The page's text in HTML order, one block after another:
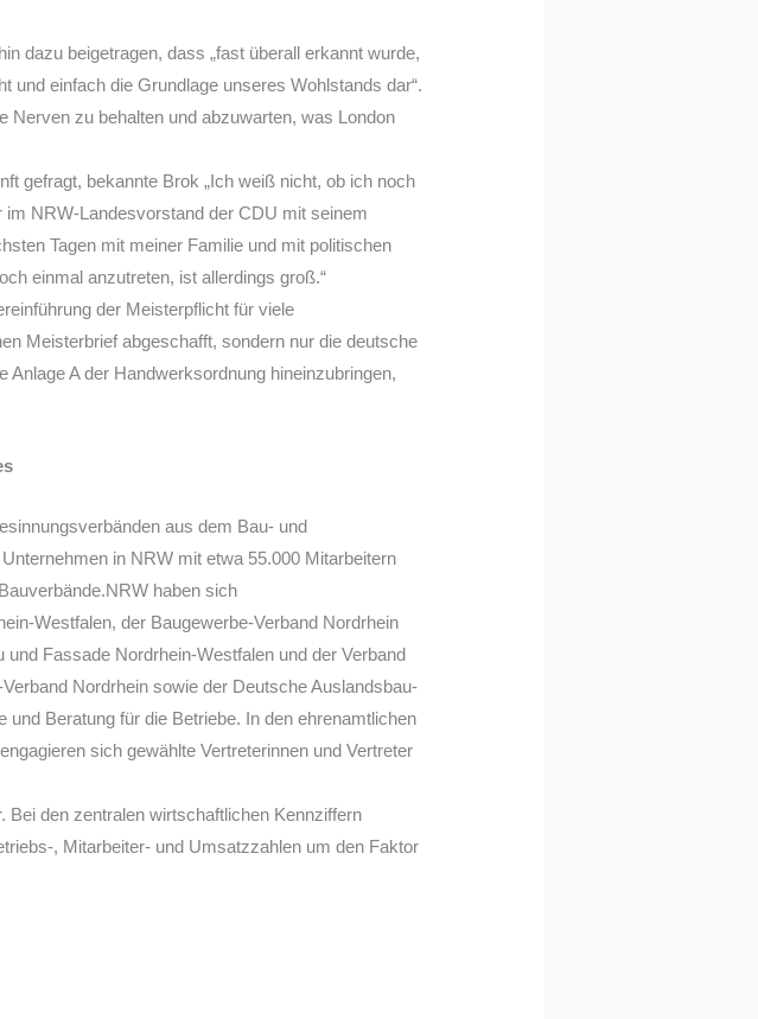
dazu beigetragen, dass „fast überall erkannt wurde,
einfach die Grundlage unseres Wohlstands dar“.
Nerven zu behalten und abzuwarten, was London
gefragt, bekannte Brok „Ich weiß nicht, ob ich noch
NRW-Landesvorstand der CDU mit seinem
Tagen mit meiner Familie und mit politischen
einmal anzutreten, ist allerdings groß.“
der Meisterpflicht für viele
Meisterbrief abgeschafft, sondern nur die deutsche
Anlage A der Handwerksordnung hineinzubringen,
aus dem Bau- und
in NRW mit etwa 55.000 Mitarbeitern
haben sich
Westfalen, der Baugewerbe-Verband Nordrhein
Fassade Nordrhein-Westfalen und der Verband
Nordrhein sowie der Deutsche Auslandsbau-
Beratung für die Betriebe. In den ehrenamtlichen
sich gewählte Vertreterinnen und Vertreter
den zentralen wirtschaftlichen Kennziffern
, Mitarbeiter- und Umsatzzahlen um den Faktor